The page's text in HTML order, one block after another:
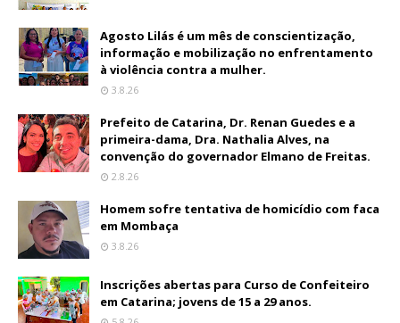
Agosto Lilás é um mês de conscientização,
informação e mobilização no enfrentamento
à violência contra a mulher.
3.8.26
Prefeito de Catarina, Dr. Renan Guedes e a
primeira-dama, Dra. Nathalia Alves, na
convenção do governador Elmano de Freitas.
2.8.26
Homem sofre tentativa de homicídio com faca
em Mombaça
3.8.26
Inscrições abertas para Curso de Confeiteiro
em Catarina; jovens de 15 a 29 anos.